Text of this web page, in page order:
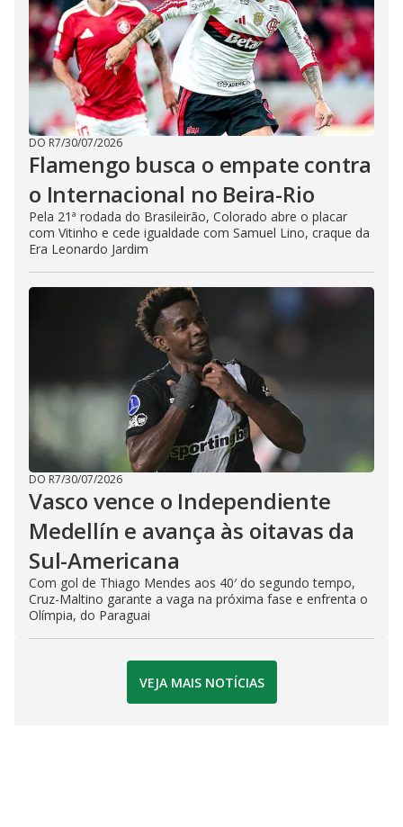
DO R7/30/07/2026
Flamengo busca o empate contra
o Internacional no Beira-Rio
Pela 21ª rodada do Brasileirão, Colorado abre o placar
com Vitinho e cede igualdade com Samuel Lino, craque da
Era Leonardo Jardim
DO R7/30/07/2026
Vasco vence o Independiente
Medellín e avança às oitavas da
Sul-Americana
Com gol de Thiago Mendes aos 40′ do segundo tempo,
Cruz-Maltino garante a vaga na próxima fase e enfrenta o
Olímpia, do Paraguai
VEJA MAIS NOTÍCIAS